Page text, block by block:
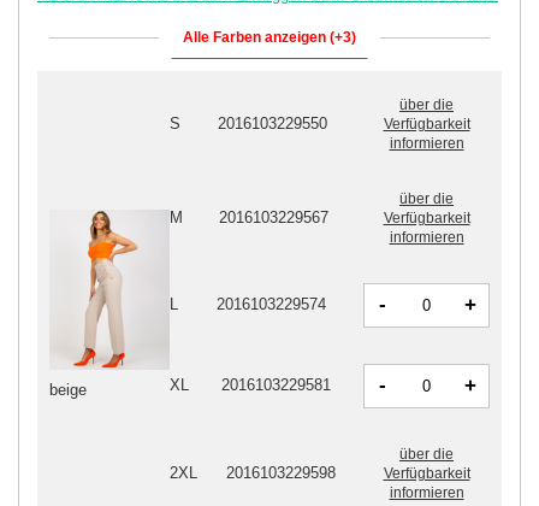
Alle Farben anzeigen (+3)
beige
S 2016103229550
über die
Verfügbarkeit
informieren
M 2016103229567
über die
Verfügbarkeit
informieren
L 2016103229574 - +
XL 2016103229581 - +
2XL 2016103229598
über die
Verfügbarkeit
informieren